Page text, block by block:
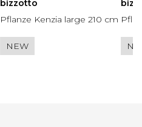
bizzotto
Pflanze Kenzia large 210 cm
NEW